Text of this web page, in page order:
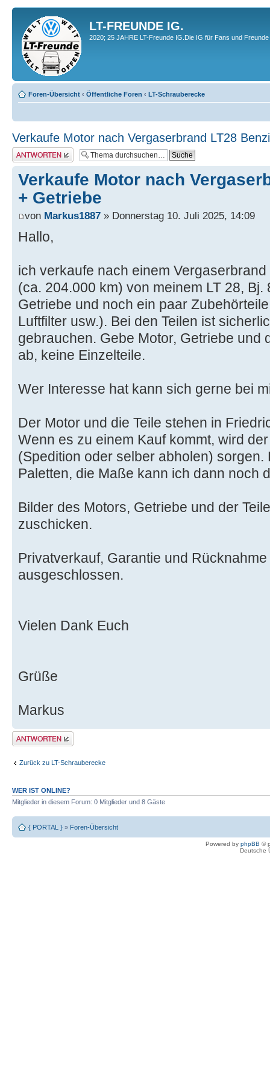
LT-FREUNDE IG.
2020; 25 JAHRE LT-Freunde IG.Die IG für Fans und
Foren-Übersicht ‹ Öffentliche Foren ‹ LT-Schrauberecke
Verkaufe Motor nach Vergaserbrand LT28
Antwort erstellen
Verkaufe Motor nach
+ Getriebe
von Markus1887 » Donnerstag 10. Juli 2025, 14:09
Hallo,
ich verkaufe nach einem
(ca. 204.000 km) von meinem LT 28,
Getriebe und noch ein paar
Luftfilter usw.). Bei den Teilen ist
gebrauchen. Gebe Motor, Getriebe und
ab, keine Einzelteile.
Wer Interesse hat kann sich gerne bei
Der Motor und die Teile stehen in
Wenn es zu einem Kauf kommt, wird
(Spedition oder selber abholen) sorgen.
Paletten, die Maße kann ich dann noch
Bilder des Motors, Getriebe und der
zuschicken.
Privatverkauf, Garantie und
ausgeschlossen.
Vielen Dank Euch
Grüße
Markus
Antwort erstellen
Zurück zu LT-Schrauberecke
WER IST ONLINE?
Mitglieder in diesem Forum: 0 Mitglieder und 8 Gäste
{ PORTAL } » Foren-Übersicht
Powered by phpBB ©
Deutsche